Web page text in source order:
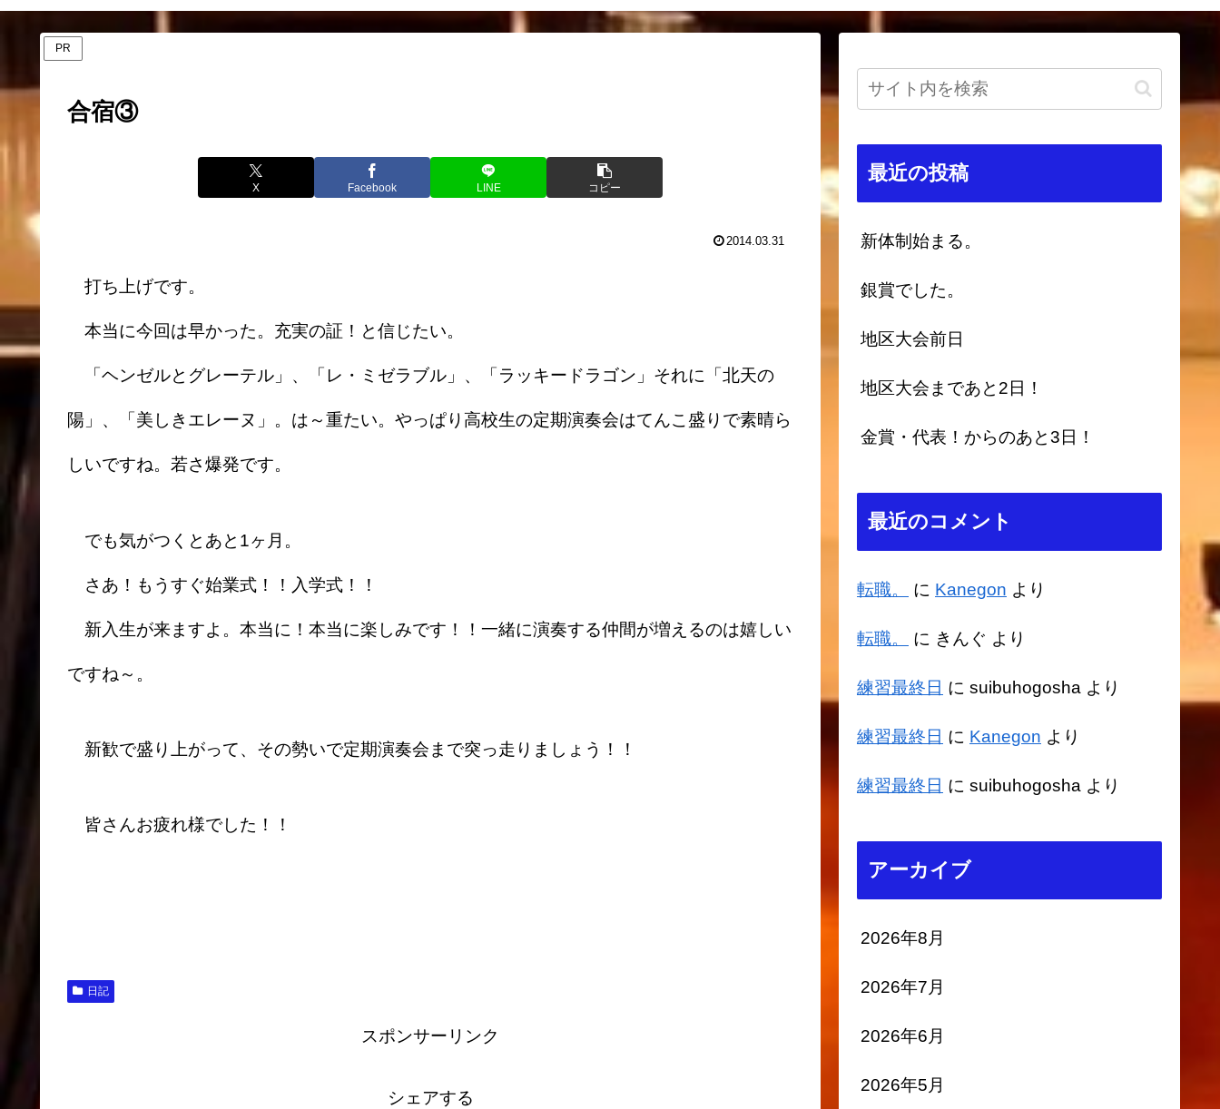
PR
合宿③
X Facebook LINE コピー
2014.03.31
打ち上げです。
本当に今回は早かった。充実の証！と信じたい。
「ヘンゼルとグレーテル」、「レ・ミゼラブル」、「ラッキードラゴン」それに「北天の
陽」、「美しきエレーヌ」。は～重たい。やっぱり高校生の定期演奏会はてんこ盛りで素晴ら
しいですね。若さ爆発です。
でも気がつくとあと1ヶ月。
さあ！もうすぐ始業式！！入学式！！
新入生が来ますよ。本当に！本当に楽しみです！！一緒に演奏する仲間が増えるのは嬉しい
ですね～。
新歓で盛り上がって、その勢いで定期演奏会まで突っ走りましょう！！
皆さんお疲れ様でした！！
日記
スポンサーリンク
シェアする
最近の投稿
新体制始まる。
銀賞でした。
地区大会前日
地区大会まであと2日！
金賞・代表！からのあと3日！
最近のコメント
転職。 に Kanegon より
転職。 に きんぐ より
練習最終日 に suibuhogosha より
練習最終日 に Kanegon より
練習最終日 に suibuhogosha より
アーカイブ
2026年8月
2026年7月
2026年6月
2026年5月